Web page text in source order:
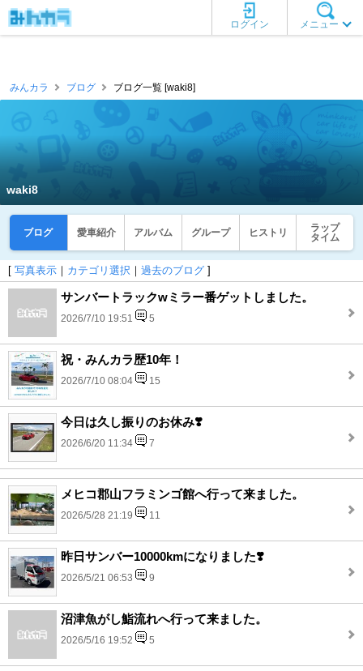
メニュー
ログイン
みんカラ ブログ ブログ一覧 [waki8]
waki8
ブログ 愛車紹介 アルバム グループ ヒストリ
ラップ
タイム
[ 写真表示 ｜ カテゴリ選択 ｜ 過去のブログ ]
サンバートラックwミラー番ゲットしました。
2026/7/10 19:51 5
祝・みんカラ歴10年！
2026/7/10 08:04 15
今日は久し振りのお休み❣️
2026/6/20 11:34 7
メヒコ郡山フラミンゴ館へ行って来ました。
2026/5/28 21:19 11
昨日サンバー10000kmになりました❣️
2026/5/21 06:53 9
沼津魚がし鮨流れへ行って来ました。
2026/5/16 19:52 5